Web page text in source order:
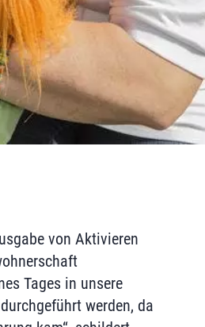
von Aktivieren
Tages in unsere
werden, da